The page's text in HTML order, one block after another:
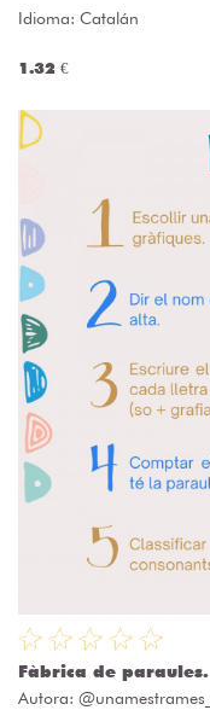
Idioma: Catalán
1.32 €
Fàbrica de paraules.
Autora: @unamestrames_